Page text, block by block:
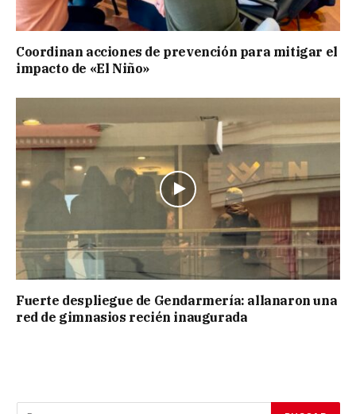
Coordinan acciones de prevención para mitigar el
impacto de «El Niño»
Fuerte despliegue de Gendarmería: allanaron una
red de gimnasios recién inaugurada